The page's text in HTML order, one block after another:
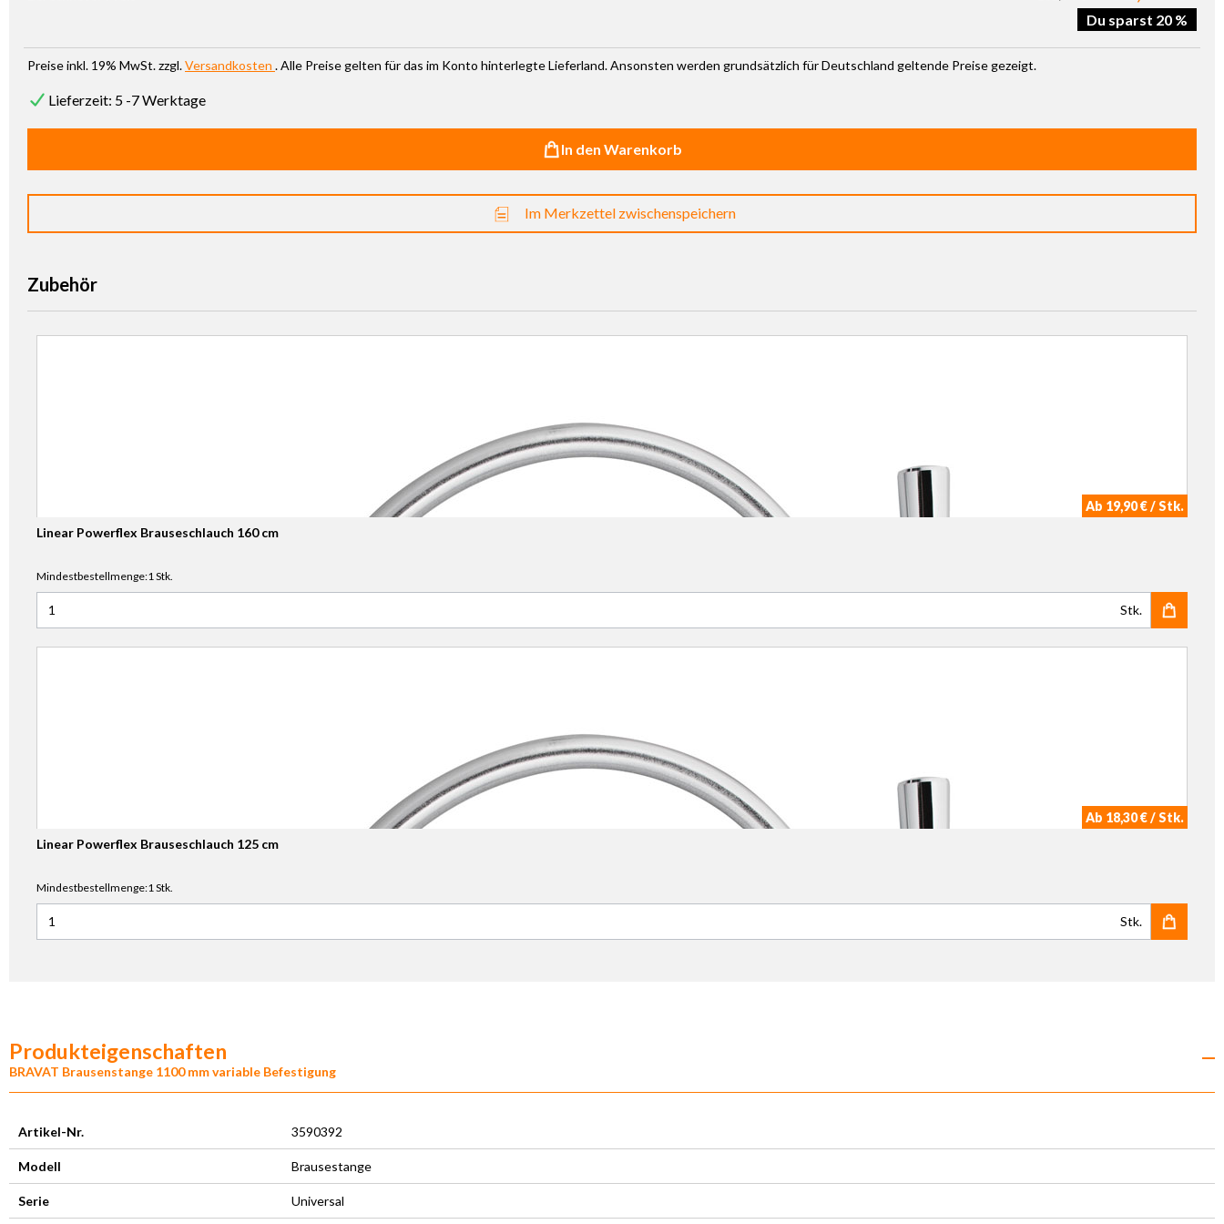
Du sparst 20 %
Preise inkl. 19% MwSt. zzgl.Versandkosten . Alle Preise gelten für das im Konto hinterlegte Lieferland. Ansonsten werden grundsätzlich für Deutschland geltende Preise gezeigt.
Lieferzeit: 5 -7 Werktage
In den Warenkorb
Im Merkzettel zwischenspeichern
Zubehör
Ab 19,90 € / Stk.
Linear Powerflex Brauseschlauch 160 cm
Mindestbestellmenge:1 Stk.
Anzahl für Linear Powerflex Brauseschlauch 160 cm
Stk.
Ab 18,30 € / Stk.
Linear Powerflex Brauseschlauch 125 cm
Mindestbestellmenge:1 Stk.
Anzahl für Linear Powerflex Brauseschlauch 125 cm
Stk.
Produkteigenschaften
BRAVAT Brausenstange 1100 mm variable Befestigung
Artikel-Nr. 3590392
Modell Brausestange
Serie Universal